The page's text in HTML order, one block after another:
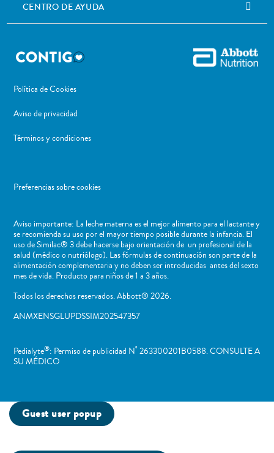
CENTRO DE AYUDA
Política de Cookies
Aviso de privacidad
Términos y condiciones
Preferencias sobre cookies
Aviso importante: La leche materna es el mejor alimento para el lactante y
se recomienda su uso por el mayor tiempo posible durante la infancia. El
uso de Similac® 3 debe hacerse bajo orientación de un profesional de la
salud (médico o nutriólogo). Las fórmulas de continuación son parte de la
alimentación complementaria y no deben ser introducidas antes del sexto
mes de vida. Producto para niños de 1 a 3 años.
Todos los derechos reservados. Abbott® 2026.
ANMXENSGLUPDSSIM202547357
Pedialyte®: Permiso de publicidad Nº 263300201B0588. CONSULTE A
SU MÉDICO
Guest user popup